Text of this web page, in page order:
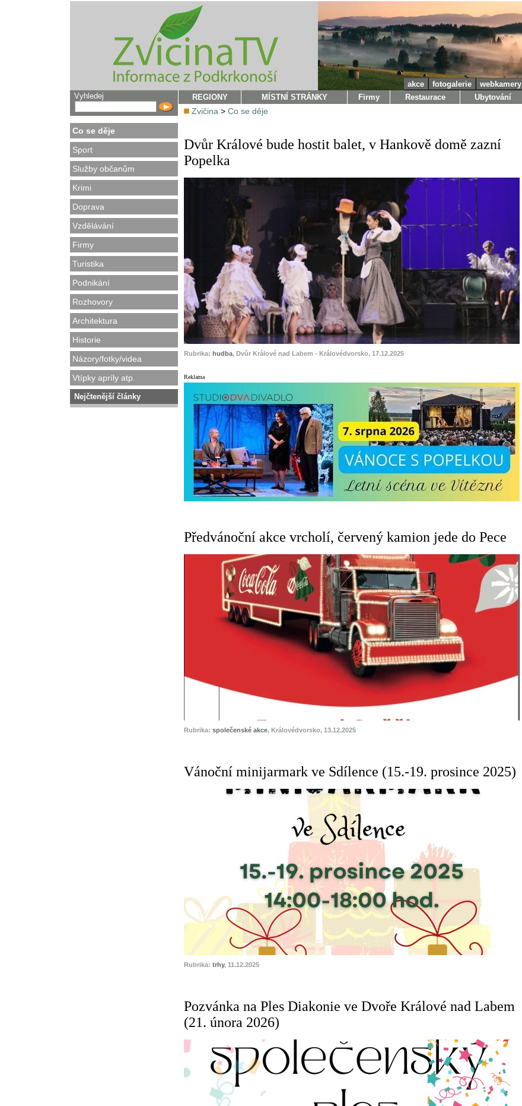
Vyhledej
Co se děje
Sport
Služby občanům
Krimi
Doprava
Vzdělávání
Firmy
Turistika
Podnikání
Rozhovory
Architektura
Historie
Názory/fotky/videa
Vtípky apríly atp.
Nejčtenější články
akce fotogalerie
webkamery
REGIONY
MÍSTNÍ STRÁNKY Firmy Restaurace Ubytování
Zvičina > Co se děje
Dvůr Králové bude hostit balet, v Hankově domě zazní
Popelka
Rubrika: hudba, Dvůr Králové nad Labem - Královédvorsko, 17.12.2025
Reklama
Předvánoční akce vrcholí, červený kamion jede do Pece
Rubrika: společenské akce, Královédvorsko, 13.12.2025
Vánoční minijarmark ve Sdílence (15.-19. prosince 2025)
Rubrika: trhy, 11.12.2025
Pozvánka na Ples Diakonie ve Dvoře Králové nad Labem
(21. února 2026)